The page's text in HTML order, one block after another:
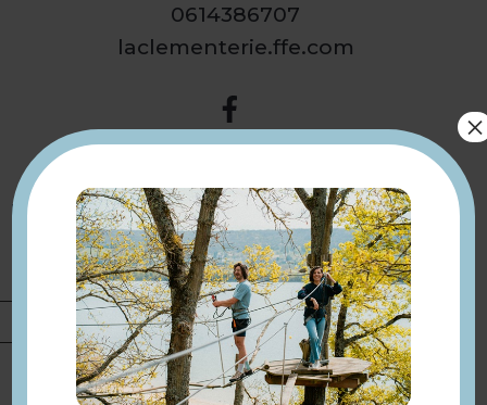
0614386707
laclementerie.ffe.com
Description
Les Ecuries de la Clémenterie
clubs house, 2 manèges, 4
carrières, 7 paddocks, 4 selleries
et d'une douche (eau chaude
et froide) pour les chevaux.
Présentation
Tarifs
Du 01/01/2021 au 31/12/2021 :
Adulte : € (Tarifs non
×